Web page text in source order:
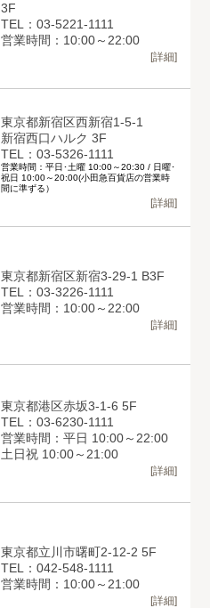
3F
TEL：03-5221-1111
営業時間：10:00～22:00
[詳細]
東京都新宿区西新宿1-5-1
新宿西口ハルク 3F
TEL：03-5326-1111
営業時間：平日･土曜 10:00～20:30 / 日曜･
祝日 10:00～20:00(小田急百貨店の営業時
間に準ずる）
[詳細]
東京都新宿区新宿3-29-1 B3F
TEL：03-3226-1111
営業時間：10:00～22:00
[詳細]
東京都港区赤坂3-1-6 5F
TEL：03-6230-1111
営業時間：平日 10:00～22:00
土日祝 10:00～21:00
[詳細]
東京都立川市曙町2-12-2 5F
TEL：042-548-1111
営業時間：10:00～21:00
[詳細]